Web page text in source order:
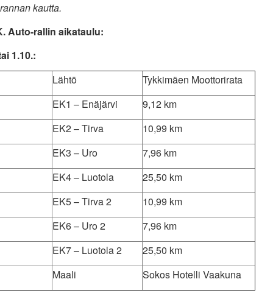
kautta.
Auto-rallin aikataulu:
1.10.:
Lähtö
Tykkimäen Moottorirata
EK1 – Enäjärvi
9,12 km
EK2 – Tirva
10,99 km
EK3 – Uro
7,96 km
EK4 – Luotola
25,50 km
EK5 – Tirva 2
10,99 km
EK6 – Uro 2
7,96 km
EK7 – Luotola 2
25,50 km
Maali
Sokos Hotelli Vaakuna